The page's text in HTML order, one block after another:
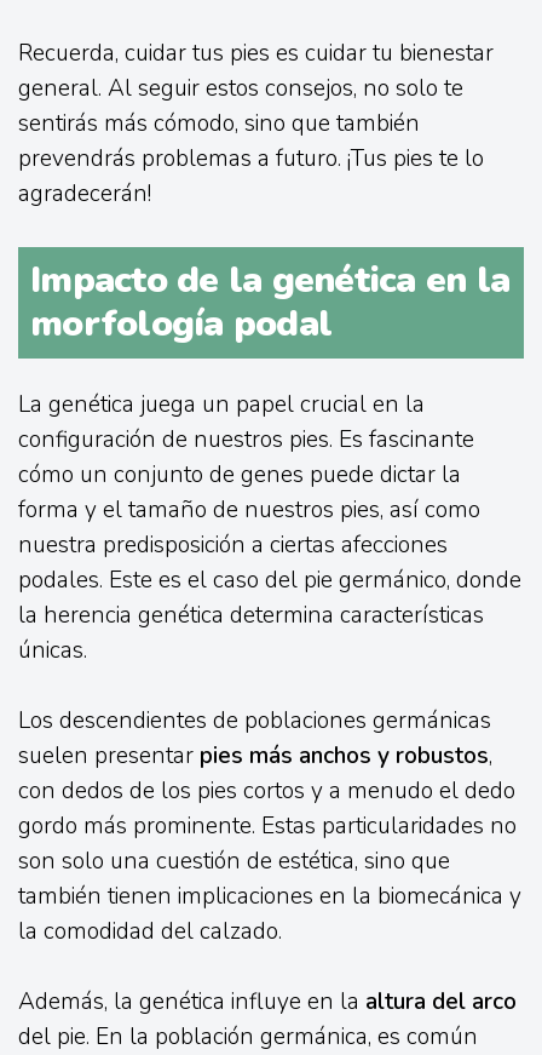
Recuerda, cuidar tus pies es cuidar tu bienestar
general. Al seguir estos consejos, no solo te
sentirás más cómodo, sino que también
prevendrás problemas a futuro. ¡Tus pies te lo
agradecerán!
Impacto de la genética en la
morfología podal
La genética juega un papel crucial en la
configuración de nuestros pies. Es fascinante
cómo un conjunto de genes puede dictar la
forma y el tamaño de nuestros pies, así como
nuestra predisposición a ciertas afecciones
podales. Este es el caso del pie germánico, donde
la herencia genética determina características
únicas.
Los descendientes de poblaciones germánicas
suelen presentar pies más anchos y robustos,
con dedos de los pies cortos y a menudo el dedo
gordo más prominente. Estas particularidades no
son solo una cuestión de estética, sino que
también tienen implicaciones en la biomecánica y
la comodidad del calzado.
Además, la genética influye en la altura del arco
del pie. En la población germánica, es común